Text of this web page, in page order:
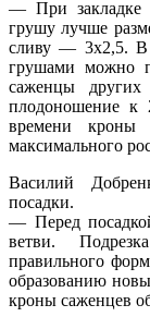
— При закладке
грушу лучше
сливу — 3x2,5. В
грушами можно
саженцы
плодоношение
времени кроны
максимального
Василий
посадки.
— Перед
ветви.
правильного
образованию
кроны саженцев